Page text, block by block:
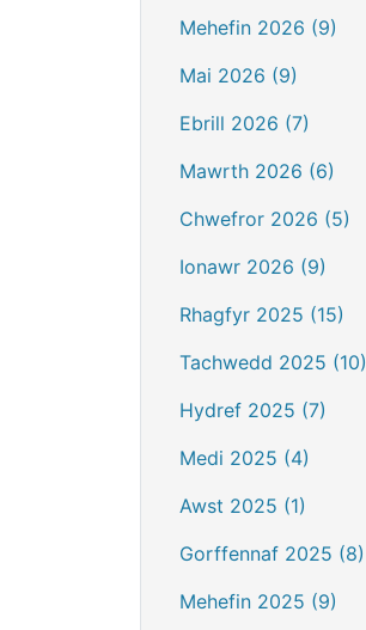
Mehefin 2026 (9)
Mai 2026 (9)
Ebrill 2026 (7)
Mawrth 2026 (6)
Chwefror 2026 (5)
Ionawr 2026 (9)
Rhagfyr 2025 (15)
Tachwedd 2025 (10)
Hydref 2025 (7)
Medi 2025 (4)
Awst 2025 (1)
Gorffennaf 2025 (8)
Mehefin 2025 (9)